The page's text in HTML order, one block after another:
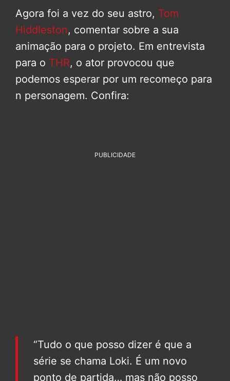
Agora foi a vez do seu astro, Tom
Hiddleston, comentar sobre a sua
animação para o projeto. Em entrevista
para o THR, o ator provocou que
podemos esperar por um recomeço para
n personagem. Confira:
PUBLICIDADE
“Tudo o que posso dizer é que a
série se chama Loki. É um novo
ponto de partida… mas não posso